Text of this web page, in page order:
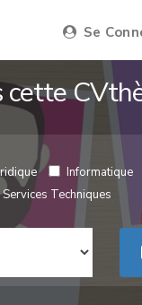
Se
Informatique
Services Techniques